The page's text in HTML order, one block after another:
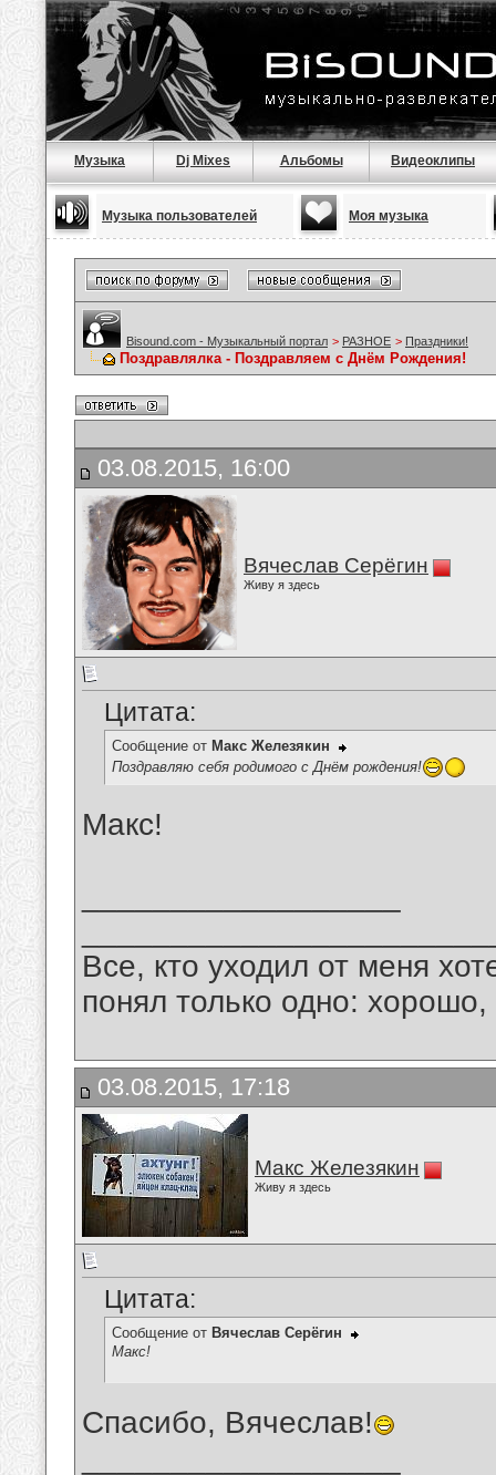
Музыка Dj Mixes Альбомы Видеоклипы
Музыка пользователей Моя музыка
Bisound.com - Музыкальный портал > РАЗНОЕ > Праздники!
Поздравлялка - Поздравляем с Днём Рождения!
03.08.2015, 16:00
Вячеслав Серёгин
Живу я здесь
Цитата:
Сообщение от Макс Железякин
Поздравляю себя родимого с Днём рождения!
Макс!
Все, кто уходил от меня
понял только одно:
03.08.2015, 17:18
Макс Железякин
Живу я здесь
Цитата:
Сообщение от Вячеслав Серёгин
Макс!
Спасибо, Вячеслав!